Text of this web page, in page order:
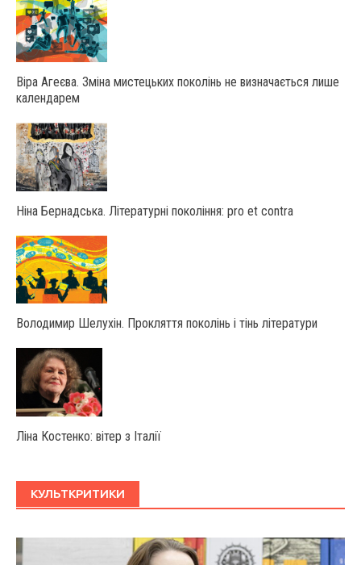
Віра Агеєва. Зміна мистецьких поколінь не визначається лише
календарем
Ніна Бернадська. Літературні покоління: pro et contra
Володимир Шелухін. Прокляття поколінь і тінь літератури
Ліна Костенко: вітер з Італії
КУЛЬТКРИТИКИ